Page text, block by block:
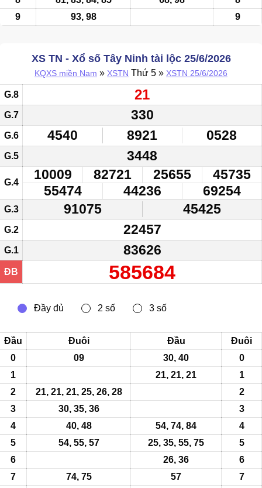
9
93, 98
9
XS TN - Xổ số Tây Ninh tài lộc 25/6/2026
KQXS miền Nam » XSTN Thứ 5 » XSTN 25/6/2026
G.8 21
G.7 330
G.6 4540 8921 0528
G.5 3448
G.4
10009 82721 25655
45735
55474
44236 69254
G.3 91075 45425
G.2 22457
G.1 83626
ĐB 585684
Đầu
Đuôi
0
09
1
2
21, 21, 21, 25, 26, 28
3
30, 35, 36
4
40, 48
5
54, 55, 57
6
7
74, 75
Đầu
Đuôi
30, 40
0
21, 21, 21
1
2
3
54, 74, 84
4
25, 35, 55, 75
5
26, 36
6
57
7